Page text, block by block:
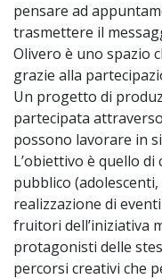
pensare ad
trasmettere il
Olivero è uno spazio
grazie alla
Un progetto di
partecipata
possono lavorare in
L’obiettivo è quello
pubblico
realizzazione di
fruitori dell’iniziativa
protagonisti delle
percorsi creativi che